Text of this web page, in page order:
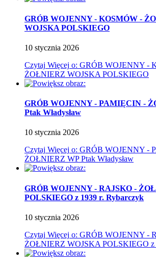
GRÓB WOJENNY - KOSMÓW -
WOJSKA POLSKIEGO
10 stycznia 2026
Czytaj Więcej o: GRÓB WOJENNY -
ŻOŁNIERZ WOJSKA POLSKIEGO
GRÓB WOJENNY - PAMIĘCIN -
Ptak Władysław
10 stycznia 2026
Czytaj Więcej o: GRÓB WOJENNY -
ŻOŁNIERZ WP Ptak Władysław
GRÓB WOJENNY - RAJSKO -
POLSKIEGO z 1939 r. Rybarczyk
10 stycznia 2026
Czytaj Więcej o: GRÓB WOJENNY -
ŻOŁNIERZ WOJSKA POLSKIEGO z